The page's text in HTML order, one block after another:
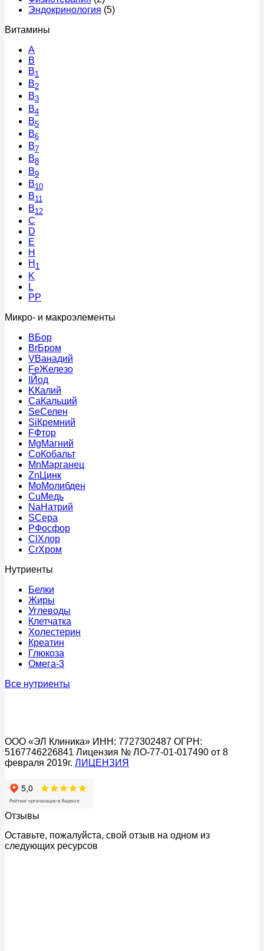
Эндокринология (5)
Витамины
A
В
B1
B2
B3
B4
B5
B6
B7
B8
B9
B10
B11
B12
C
D
E
H
H 1
K
L
PP
Микро- и макроэлементы
BБор
BrБром
VВанадий
FeЖелезо
Йод
KКалий
CaКальций
SeСелен
SiКремний
FФтор
MgМагний
CoКобальт
MnМарганец
Zn Цинк
MoМолибден
CuМедь
NaНатрий
SСера
PФосфор
Cl Хлор
CrХром
Нутриенты
Белки
Жиры
Углеводы
Клетчатка
Холестерин
Креатин
Глюкоза
Омега-3
Все нутриенты
ООО «ЭЛ Клиника» ИНН: 7727302487 ОГРН:
5167746226841 Лицензия № ЛО-77-01-017490 от 8
февраля 2019г. ЛИЦЕНЗИЯ
Отзывы
Оставьте, пожалуйста, свой отзыв на одном из
следующих ресурсов